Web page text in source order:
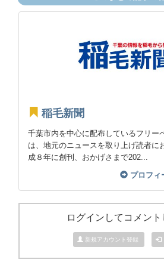
稲毛新聞
千葉市内を中心に配布しているフリー
は、地元のニュースを取り上げ読者に
成８年に創刊、おかげさまで202...
プロフィ
ログインしてコメント
新規アカウント登録